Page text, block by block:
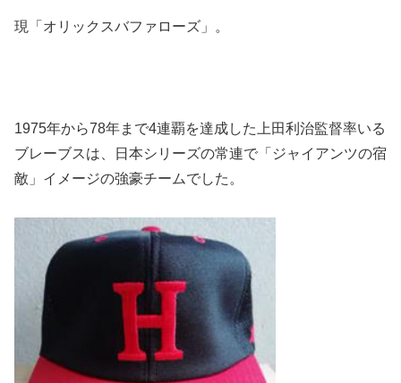
現「オリックスバファローズ」。
1975年から78年まで4連覇を達成した上田利治監督率いる
ブレーブスは、日本シリーズの常連で「ジャイアンツの宿
敵」 イメージの強豪チームでした。